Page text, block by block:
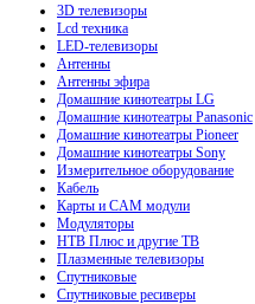
3D телевизоры
Lcd техника
LED-телевизоры
Антенны
Антенны эфира
Домашние кинотеатры LG
Домашние кинотеатры Panasonic
Домашние кинотеатры Pioneer
Домашние кинотеатры Sony
Измерительное оборудование
Кабель
Карты и CAM модули
Модуляторы
НТВ Плюс и другие ТВ
Плазменные телевизоры
Спутниковые
Спутниковые ресиверы